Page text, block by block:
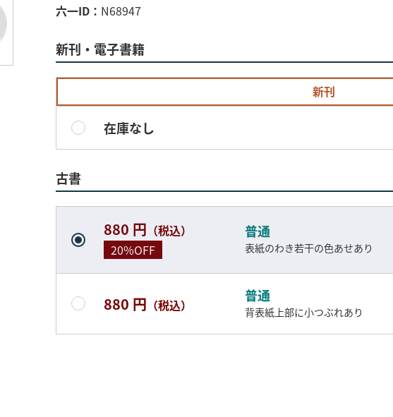
六一ID
N68947
新刊・電子書籍
新刊
在庫なし
古書
880 円 （税込）
20%OFF
普通
表紙のわき若干の色あせあり
880 円 （税込）
普通
背表紙上部に小つぶれあり